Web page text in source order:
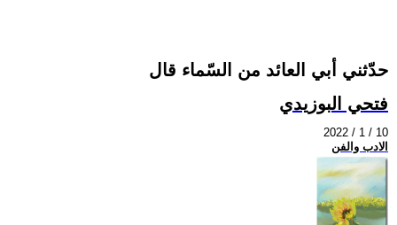
حدّثني أبي العائد من السّماء قال
فتحي البوزيدي
2022 / 1 / 10
الادب والفن